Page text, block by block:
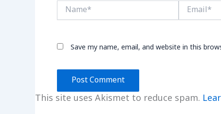
Name* Email*
Save my name, email, and website in this
This site uses Akismet to reduce spam.